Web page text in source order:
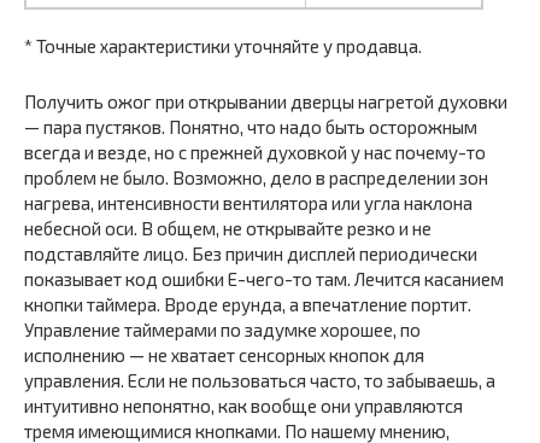
* Точные характеристики уточняйте у продавца.
Получить ожог при открывании дверцы нагретой духовки
— пара пустяков. Понятно, что надо быть осторожным
всегда и везде, но с прежней духовкой у нас почему-то
проблем не было. Возможно, дело в распределении зон
нагрева, интенсивности вентилятора или угла наклона
небесной оси. В общем, не открывайте резко и не
подставляйте лицо. Без причин дисплей периодически
показывает код ошибки E-чего-то там. Лечится касанием
кнопки таймера. Вроде ерунда, а впечатление портит.
Управление таймерами по задумке хорошее, по
исполнению — не хватает сенсорных кнопок для
управления. Если не пользоваться часто, то забываешь, а
интуитивно непонятно, как вообще они управляются
тремя имеющимися кнопками. По нашему мнению,